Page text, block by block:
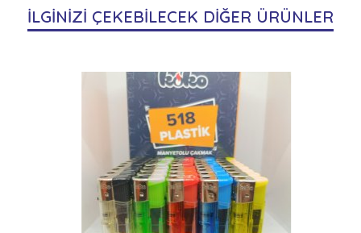
İLGİNİZİ ÇEKEBİLECEK DİĞER ÜRÜNLER